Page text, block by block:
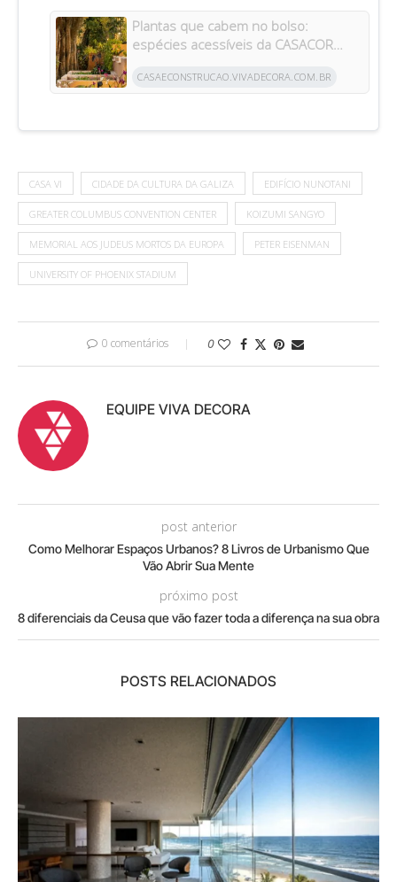
Plantas que cabem no bolso:
espécies acessíveis da CASACOR
CASAECONSTRUCAO.VIVADECORA.COM.BR
CASA VI CIDADE DA CULTURA DA GALIZA EDIFÍCIO NUNOTANI
GREATER COLUMBUS CONVENTION CENTER KOIZUMI SANGYO
MEMORIAL AOS JUDEUS MORTOS DA EUROPA PETER EISENMAN
UNIVERSITY OF PHOENIX STADIUM
0 comentários 0
EQUIPE VIVA DECORA
post anterior
Como Melhorar Espaços Urbanos? 8 Livros de Urbanismo Que
Vão Abrir Sua Mente
próximo post
8 diferenciais da Ceusa que vão fazer toda a diferença na sua obra
POSTS RELACIONADOS